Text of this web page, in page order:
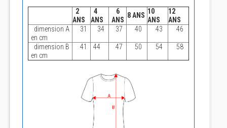
2
ANS
4
ANS
6
ANS
8 ANS 10
ANS
12
ANS
dimension A
en cm
31 34 37 40 43 46
dimension B
en cm
41 44 47 50 54 58